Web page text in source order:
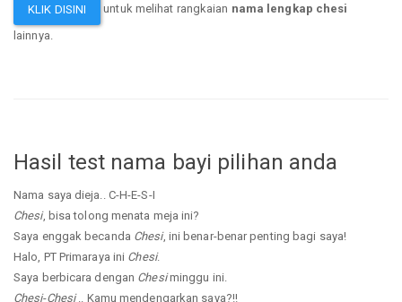
KLIK DISINI untuk melihat rangkaian nama lengkap chesi
lainnya.
Hasil test nama bayi pilihan anda
Nama saya dieja.. C-H-E-S-I
Chesi, bisa tolong menata meja ini?
Saya enggak becanda Chesi, ini benar-benar penting bagi saya!
Halo, PT Primaraya ini Chesi.
Saya berbicara dengan Chesiminggu ini.
Chesi-Chesi.. Kamu mendengarkan saya?!!